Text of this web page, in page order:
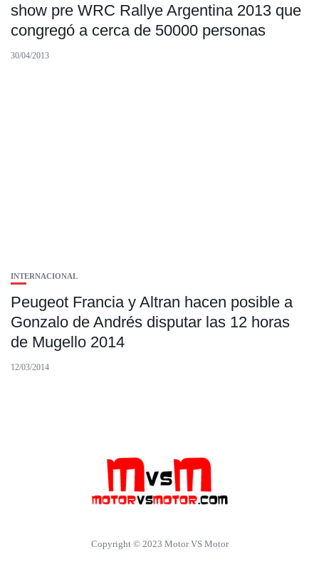
show pre WRC Rallye Argentina 2013 que
congregó a cerca de 50000 personas
30/04/2013
INTERNACIONAL
Peugeot Francia y Altran hacen posible a
Gonzalo de Andrés disputar las 12 horas
de Mugello 2014
12/03/2014
Copyright © 2023 Motor VS Motor